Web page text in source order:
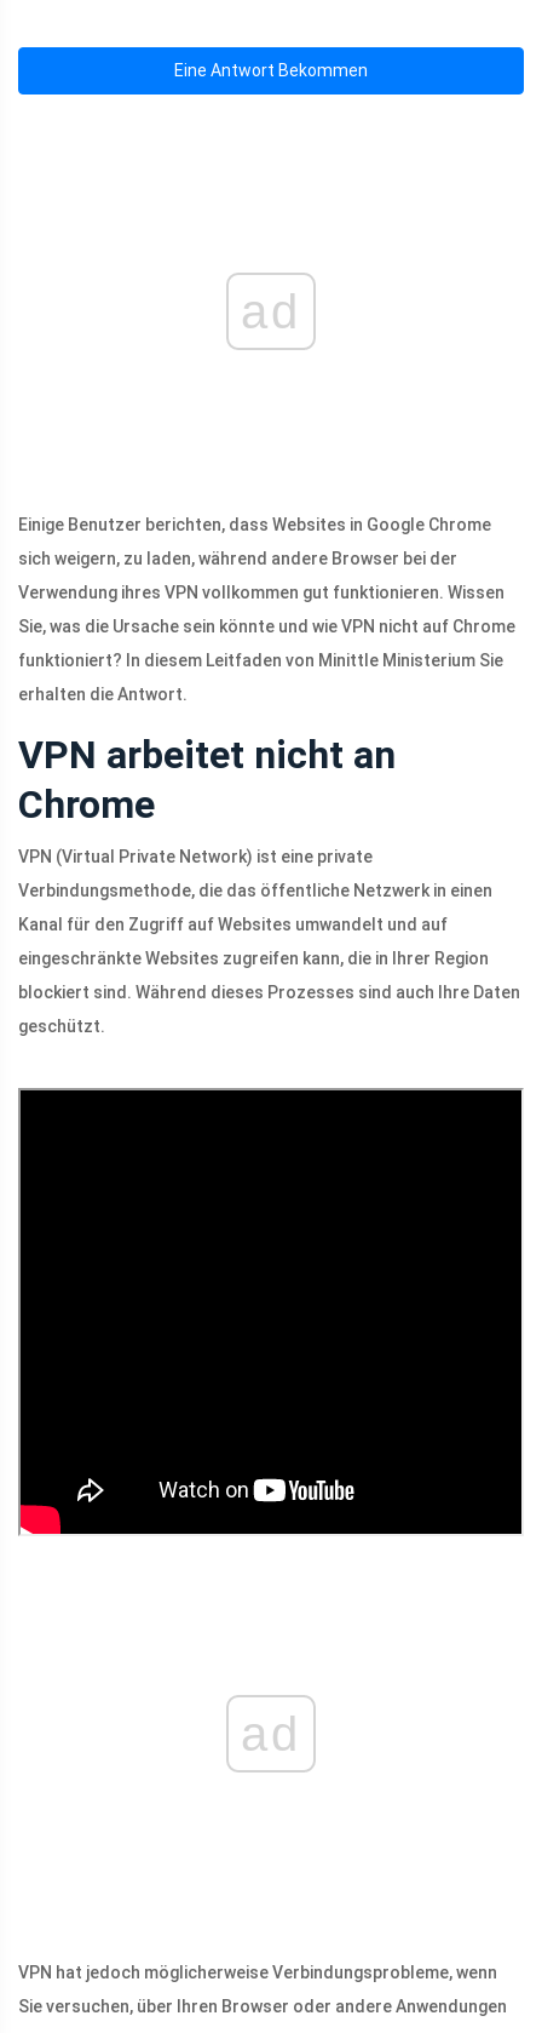
Eine Antwort Bekommen
ad
Einige Benutzer berichten, dass Websites in Google Chrome
sich weigern, zu laden, während andere Browser bei der
Verwendung ihres VPN vollkommen gut funktionieren. Wissen
Sie, was die Ursache sein könnte und wie VPN nicht auf Chrome
funktioniert? In diesem Leitfaden von Minittle Ministerium Sie
erhalten die Antwort.
VPN arbeitet nicht an
Chrome
VPN (Virtual Private Network) ist eine private
Verbindungsmethode, die das öffentliche Netzwerk in einen
Kanal für den Zugriff auf Websites umwandelt und auf
eingeschränkte Websites zugreifen kann, die in Ihrer Region
blockiert sind. Während dieses Prozesses sind auch Ihre Daten
geschützt.
ad
VPN hat jedoch möglicherweise Verbindungsprobleme, wenn
Sie versuchen, über Ihren Browser oder andere Anwendungen